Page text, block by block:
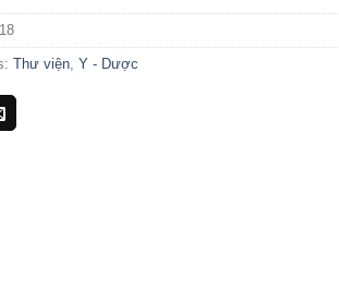
Thư viện, Y - Dược